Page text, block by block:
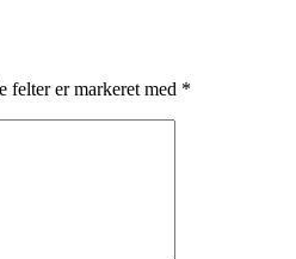
felter er markeret med *